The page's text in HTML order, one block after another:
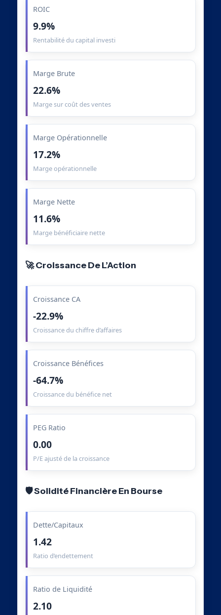
ROIC
9.9%
Rentabilité du capital investi
Marge Brute
22.6%
Marge sur coût des ventes
Marge Opérationnelle
17.2%
Marge opérationnelle
Marge Nette
11.6%
Marge bénéficiaire nette
🚀 Croissance De L’Action
Croissance CA
-22.9%
Croissance du chiffre d’affaires
Croissance Bénéfices
-64.7%
Croissance du bénéfice net
PEG Ratio
0.00
P/E ajusté de la croissance
🛡️ Solidité Financière En Bourse
Dette/Capitaux
1.42
Ratio d’endettement
Ratio de Liquidité
2.10